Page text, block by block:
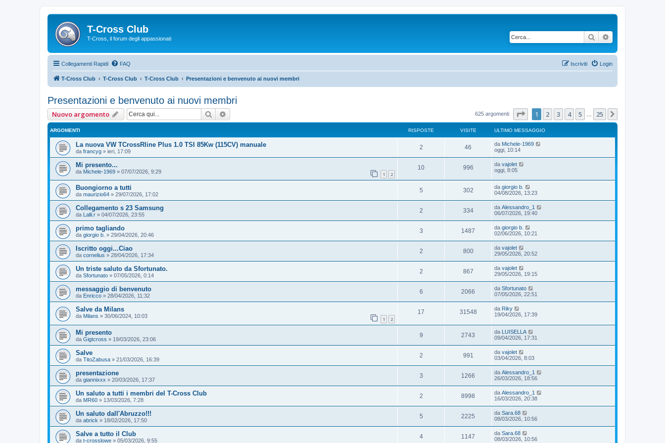
T-Cross Club
T-Cross, il forum degli appassionati Cerca
Collegamenti Rapidi FAQ Login
Iscriviti
T-Cross Club T-Cross Club T-Cross Club Presentazioni e benvenuto ai nuovi membri
Presentazioni e benvenuto ai nuovi membri
Nuovo argomento Cerca 625 argomenti Pagina di 25
1 2 3 4 5 25
ARGOMENTI RISPOSTE VISITE ULTIMO MESSAGGIO
La nuova VW TCrossRline Plus 1.0 TSI 85Kw (115CV) manuale
da francyg » ieri, 17:09
2 46 da Michele-1969
oggi, 10:14
Mi presento...
da Michele-1969 » 07/07/2026, 9:29 1 2
10 996 da vajolet
oggi, 8:05
Buongiorno a tutti
da maurizio64 » 29/07/2026, 17:02
5 302 da giorgio b.
04/08/2026, 13:23
Collegamento s 23 Samsung
da Lalli.r » 04/07/2026, 23:55
2 334 da Alessandro_1
06/07/2026, 19:40
primo tagliando
da giorgio b. » 29/04/2026, 20:46
3 1487 da giorgio b.
02/06/2026, 10:21
Iscritto oggi...Ciao
da cornelius » 28/04/2026, 17:34
2 800 da vajolet
29/05/2026, 20:52
Un triste saluto da Sfortunato.
da Sfortunato » 07/05/2026, 0:14
2 867 da vajolet
29/05/2026, 19:15
messaggio di benvenuto
da Enricco » 28/04/2026, 11:32
6 2066 da Sfortunato
07/05/2026, 22:51
Salve da Milans
da Milans » 30/06/2024, 10:03 1 2
17 31548 da Riky
19/04/2026, 17:39
Mi presento
da Gigtcross » 19/03/2026, 23:06
9 2743 da LUISELLA
09/04/2026, 17:31
Salve
da TitoZabusa » 21/03/2026, 16:39
2 991 da vajolet
03/04/2026, 8:03
presentazione
da giannixxx » 20/03/2026, 17:37
3 1266 da Alessandro_1
26/03/2026, 18:56
Un saluto a tutti i membri del T-Cross Club
da MR60 » 13/03/2026, 7:28
2 8998 da Alessandro_1
16/03/2026, 20:38
Un saluto dall'Abruzzo!!!
da abrick » 18/02/2026, 17:50
5 2225 da Sara.68
08/03/2026, 10:56
Salve a tutto il Club
da t-crosslowe » 05/03/2026, 9:55
4 1147 da Sara.68
08/03/2026, 10:56